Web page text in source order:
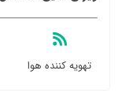
تهویه کننده هوا